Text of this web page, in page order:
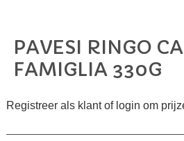
Ga
het
van
afbeeldingen-
PAVESI RINGO
FAMIGLIA 330G
Registreer als klant of login om